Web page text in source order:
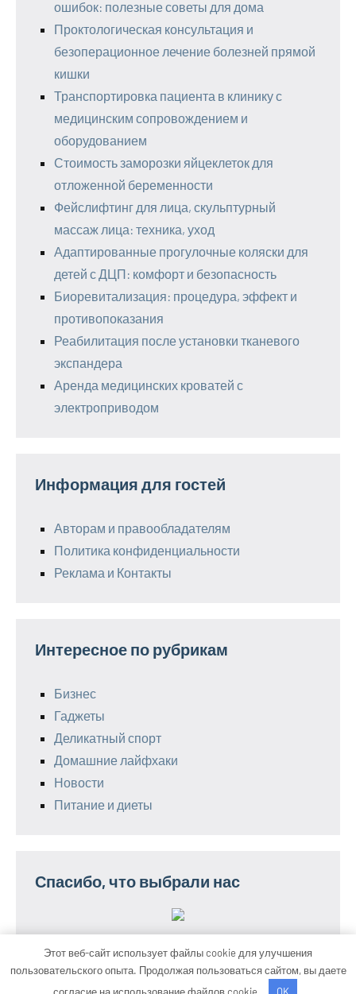
ошибок: полезные советы для дома
Проктологическая консультация и
безоперационное лечение болезней прямой
кишки
Транспортировка пациента в клинику с
медицинским сопровождением и
оборудованием
Стоимость заморозки яйцеклеток для
отложенной беременности
Фейслифтинг для лица, скульптурный
массаж лица: техника, уход
Адаптированные прогулочные коляски для
детей с ДЦП: комфорт и безопасность
Биоревитализация: процедура, эффект и
противопоказания
Реабилитация после установки тканевого
экспандера
Аренда медицинских кроватей с
электроприводом
Информация для гостей
Авторам и правообладателям
Политика конфиденциальности
Реклама и Контакты
Интересное по рубрикам
Бизнес
Гаджеты
Деликатный спорт
Домашние лайфхаки
Новости
Питание и диеты
Спасибо, что выбрали нас
Тема WordPress: Occasio от ThemeZee.
Этот веб-сайт использует файлы cookie для улучшения
пользовательского опыта. Продолжая пользоваться сайтом, вы даете